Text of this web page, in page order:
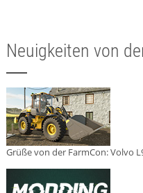
Neuigkeiten von
Grüße von der FarmCon: Volvo